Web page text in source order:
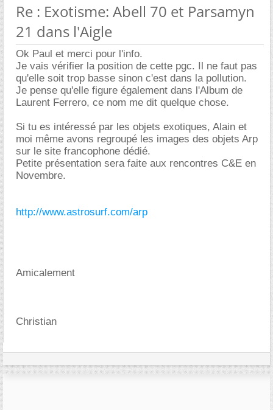
Re : Exotisme: Abell 70 et Parsamyn
21 dans l'Aigle
Ok Paul et merci pour l'info.
Je vais vérifier la position de cette pgc. Il ne faut pas
qu'elle soit trop basse sinon c'est dans la pollution.
Je pense qu'elle figure également dans l'Album de
Laurent Ferrero, ce nom me dit quelque chose.
Si tu es intéressé par les objets exotiques, Alain et
moi même avons regroupé les images des objets Arp
sur le site francophone dédié.
Petite présentation sera faite aux rencontres C&E en
Novembre.
http://www.astrosurf.com/arp
Amicalement
Christian